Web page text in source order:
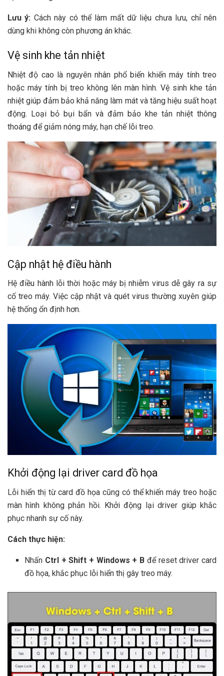
Lưu ý: Cách này có thể làm mất dữ liệu chưa lưu, chỉ nên
dùng khi không còn phương án khác.
Vệ sinh khe tản nhiệt
Nhiệt độ cao là nguyên nhân phổ biến khiến máy tính treo
hoặc máy tính bị treo không lên màn hình. Vệ sinh khe tản
nhiệt giúp đảm bảo khả năng làm mát và tăng hiệu suất hoạt
động. Loại bỏ bụi bẩn và đảm bảo khe tản nhiệt thông
thoáng để giảm nóng máy, hạn chế lỗi treo.
Cập nhật hệ điều hành
Hệ điều hành lỗi thời hoặc máy bị nhiễm virus dễ gây ra sự
cố treo máy. Việc cập nhật và quét virus thường xuyên giúp
hệ thống ổn định hơn.
Khởi động lại driver card đồ họa
Lỗi hiển thị từ card đồ họa cũng có thể khiến máy treo hoặc
màn hình không phản hồi. Khởi động lại driver giúp khắc
phục nhanh sự cố này.
Cách thực hiện:
Nhấn Ctrl + Shift + Windows + B để reset driver card
đồ họa, khắc phục lỗi hiển thị gây treo máy.